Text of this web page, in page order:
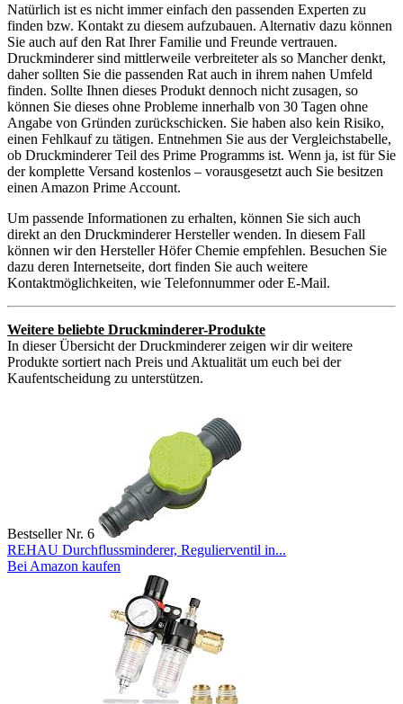
Natürlich ist es nicht immer einfach den passenden Experten zu
finden bzw. Kontakt zu diesem aufzubauen. Alternativ dazu können
Sie auch auf den Rat Ihrer Familie und Freunde vertrauen.
Druckminderer sind mittlerweile verbreiteter als so Mancher denkt,
daher sollten Sie die passenden Rat auch in ihrem nahen Umfeld
finden. Sollte Ihnen dieses Produkt dennoch nicht zusagen, so
können Sie dieses ohne Probleme innerhalb von 30 Tagen ohne
Angabe von Gründen zurückschicken. Sie haben also kein Risiko,
einen Fehlkauf zu tätigen. Entnehmen Sie aus der Vergleichstabelle,
ob Druckminderer Teil des Prime Programms ist. Wenn ja, ist für Sie
der komplette Versand kostenlos – vorausgesetzt auch Sie besitzen
einen Amazon Prime Account.
Um passende Informationen zu erhalten, können Sie sich auch
direkt an den Druckminderer Hersteller wenden. In diesem Fall
können wir den Hersteller Höfer Chemie empfehlen. Besuchen Sie
dazu deren Internetseite, dort finden Sie auch weitere
Kontaktmöglichkeiten, wie Telefonnummer oder E-Mail.
Weitere beliebte Druckminderer-Produkte
In dieser Übersicht der Druckminderer zeigen wir dir weitere
Produkte sortiert nach Preis und Aktualität um euch bei der
Kaufentscheidung zu unterstützen.
Bestseller Nr. 6
REHAU Durchflussminderer, Regulierventil in...
Bei Amazon kaufen